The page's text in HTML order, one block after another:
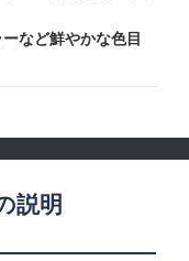
など鮮やかな色目
説明